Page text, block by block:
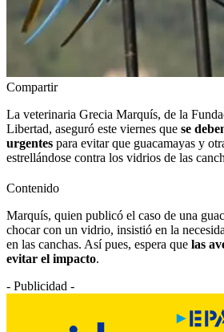
Compartir
La veterinaria Grecia Marquís, de la
Libertad, aseguró este viernes que se
urgentes para evitar que guacamayas y
estrellándose contra los vidrios de las
Contenido
Marquís, quien publicó el caso de una
chocar con un vidrio, insistió en la
en las canchas. Así pues, espera que las
evitar el impacto.
- Publicidad -